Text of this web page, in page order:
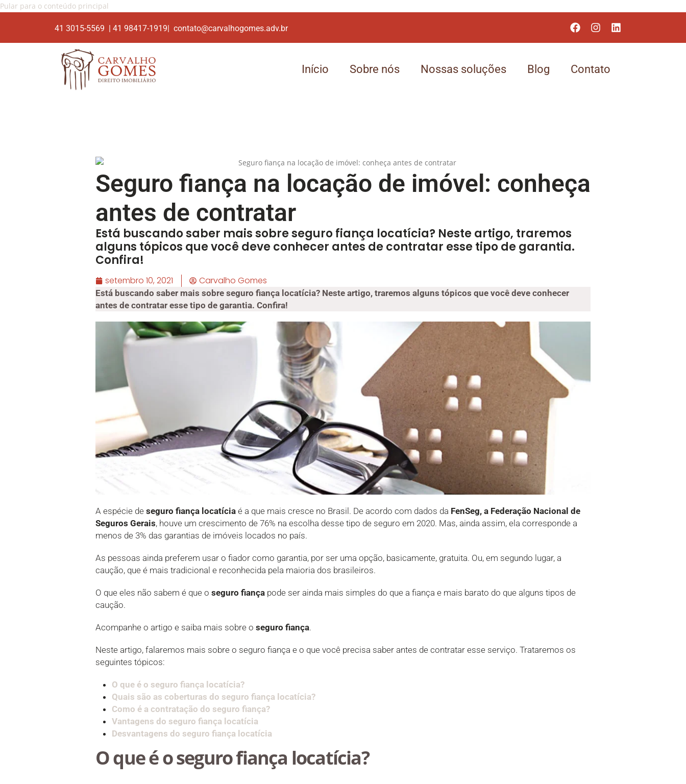
Pular para o conteúdo principal
41 3015-5569 | 41 98417-1919| contato@carvalhogomes.adv.br
Início Sobre nós Nossas soluções Blog Contato
Seguro fiança na locação de imóvel: conheça
antes de contratar
Está buscando saber mais sobre seguro fiança locatícia? Neste artigo, traremos
alguns tópicos que você deve conhecer antes de contratar esse tipo de garantia.
Confira!
setembro 10, 2021 Carvalho Gomes
Está buscando saber mais sobre seguro fiança locatícia? Neste artigo, traremos alguns tópicos que você deve conhecer
antes de contratar esse tipo de garantia. Confira!
A espécie de seguro fiança locatícia é a que mais cresce no Brasil. De acordo com dados da FenSeg, a Federação Nacional de
Seguros Gerais, houve um crescimento de 76% na escolha desse tipo de seguro em 2020. Mas, ainda assim, ela corresponde a
menos de 3% das garantias de imóveis locados no país.
As pessoas ainda preferem usar o fiador como garantia, por ser uma opção, basicamente, gratuita. Ou, em segundo lugar, a
caução, que é mais tradicional e reconhecida pela maioria dos brasileiros.
O que eles não sabem é que o seguro fiança pode ser ainda mais simples do que a fiança e mais barato do que alguns tipos de
caução.
Acompanhe o artigo e saiba mais sobre o seguro fiança.
Neste artigo, falaremos mais sobre o seguro fiança e o que você precisa saber antes de contratar esse serviço. Trataremos os
seguintes tópicos:
O que é o seguro fiança locatícia?
Quais são as coberturas do seguro fiança locatícia?
Como é a contratação do seguro fiança?
Vantagens do seguro fiança locatícia
Desvantagens do seguro fiança locatícia
O que é o seguro fiança locatícia?